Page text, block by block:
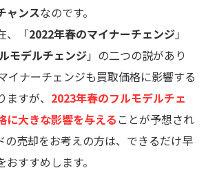
ャンスなのです。
、「2022年春のマイナーチェンジ」
モデルチェンジ」の二つの説があり
イナーチェンジも買取価格に影響する
すが、 2023年春のフルモデルチェ
に大きな影響を与える ことが予想され
の売却をお考えの方は、できるだけ早
すすめします。